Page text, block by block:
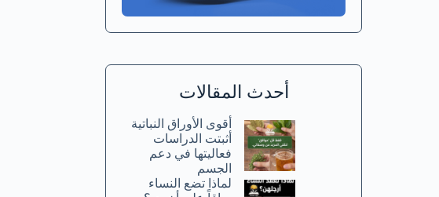
أحدث المقالات
أقوى الأوراق النباتية
أثبتت الدراسات
فعاليتها في دعم
الجسم
لماذا تضع النساء